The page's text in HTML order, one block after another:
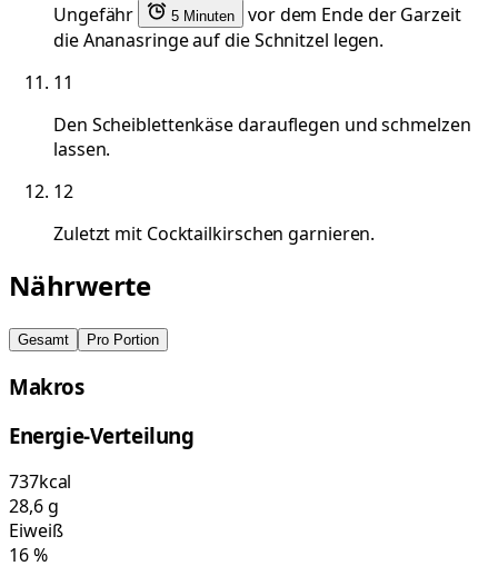
Ungefähr
5 Minuten
vor dem Ende der Garzeit
die Ananasringe auf die Schnitzel legen.
11
Den Scheiblettenkäse darauflegen und schmelzen
lassen.
12
Zuletzt mit Cocktailkirschen garnieren.
Nährwerte
Gesamt Pro Portion
Makros
Energie-Verteilung
737kcal
28,6g
Eiweiß
16%